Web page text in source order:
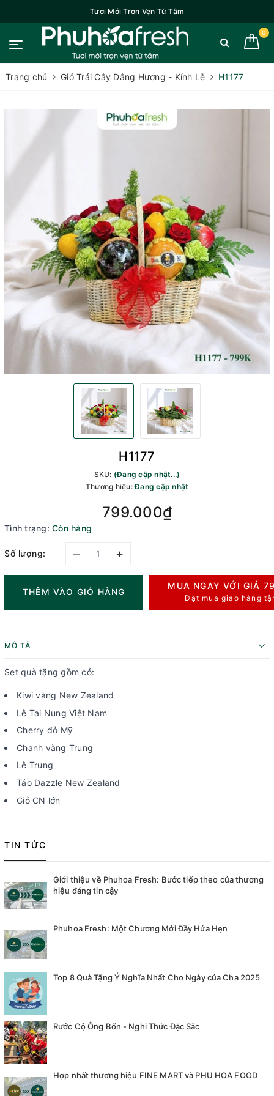
Tươi Mới Trọn Vẹn Từ Tâm
0
Trang chủ Giỏ Trái Cây Dâng Hương - Kính Lễ H1177
H1177
SKU: (Đang cập nhật...)
Thương hiệu:Đang cập nhật
799.000₫
Tình trạng: Còn hàng
Số lượng: – +
THÊM VÀO GIỎ HÀNG
MUA NGAY VỚI GIÁ
Đặt mua giao hàng
MÔ TẢ
Set quà tặng gồm có:
Kiwi vàng New Zealand
Lê Tai Nung Việt Nam
Cherry đỏ Mỹ
Chanh vàng Trung
Lê Trung
Táo Dazzle New Zealand
Giỏ CN lớn
TIN TỨC
Giới thiệu về Phuhoa Fresh: Bước tiếp theo của thương
hiệu đáng tin cậy
Phuhoa Fresh: Một Chương Mới Đầy Hứa Hẹn
Top 8 Quà Tặng Ý Nghĩa Nhất Cho Ngày của Cha 2025
Rước Cộ Ông Bổn - Nghi Thức Đặc Sắc
Hợp nhất thương hiệu FINE MART và PHU HOA FOOD